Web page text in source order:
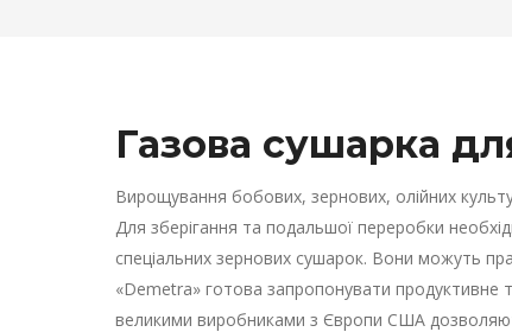
Газова сушарка
Вирощування бобових, зернових, олійних
Для зберігання та подальшої переробки
спеціальних зернових сушарок. Вони можуть
«Demetra» готова запропонувати продуктивне
великими виробниками з Європи США